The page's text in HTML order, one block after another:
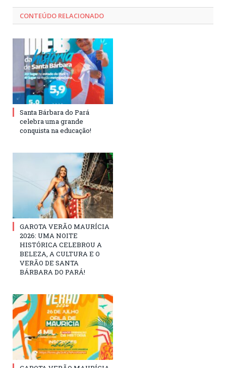
CONTEÚDO RELACIONADO
Santa Bárbara do Pará
celebra uma grande
conquista na educação!
GAROTA VERÃO MAURÍCIA
2026: UMA NOITE
HISTÓRICA CELEBROU A
BELEZA, A CULTURA E O
VERÃO DE SANTA
BÁRBARA DO PARÁ!